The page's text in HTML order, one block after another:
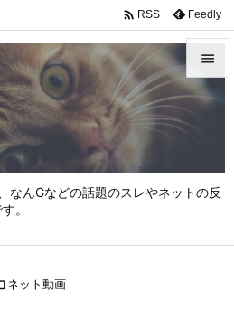
なんGなどの話題のスレやネットの反
。



 RSS Feedly
ネット動画